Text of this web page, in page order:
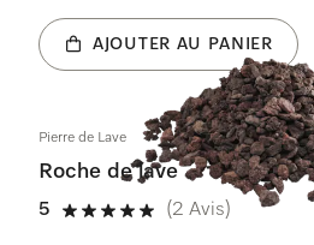
AJOUTER AU PANIER
Pierre de Lave
Roche de lave
5
5 étoiles sur 5
(2 Avis)